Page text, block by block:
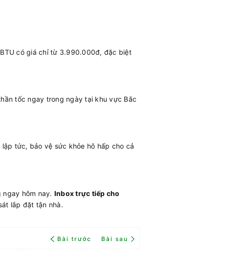
có giá chỉ từ 3.990.000đ, đặc biệt
tốc ngay trong ngày tại khu vực Bắc
tức, bảo vệ sức khỏe hô hấp cho cả
hôm nay. Inbox trực tiếp cho
lắp đặt tận nhà.
Bài trước Bài sau